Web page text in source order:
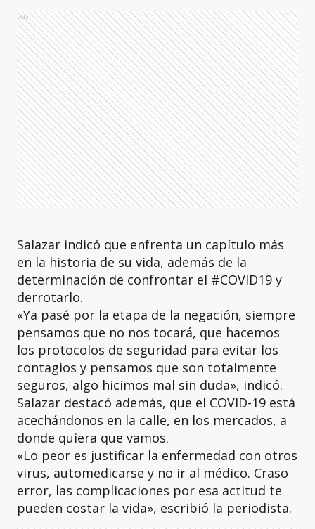
Ads
Salazar indicó que enfrenta un capítulo más
en la historia de su vida, además de la
determinación de confrontar el #COVID19 y
derrotarlo.
«Ya pasé por la etapa de la negación, siempre
pensamos que no nos tocará, que hacemos
los protocolos de seguridad para evitar los
contagios y pensamos que son totalmente
seguros, algo hicimos mal sin duda», indicó.
Salazar destacó además, que el COVID-19 está
acechándonos en la calle, en los mercados, a
donde quiera que vamos.
«Lo peor es justificar la enfermedad con otros
virus, automedicarse y no ir al médico. Craso
error, las complicaciones por esa actitud te
pueden costar la vida», escribió la periodista.